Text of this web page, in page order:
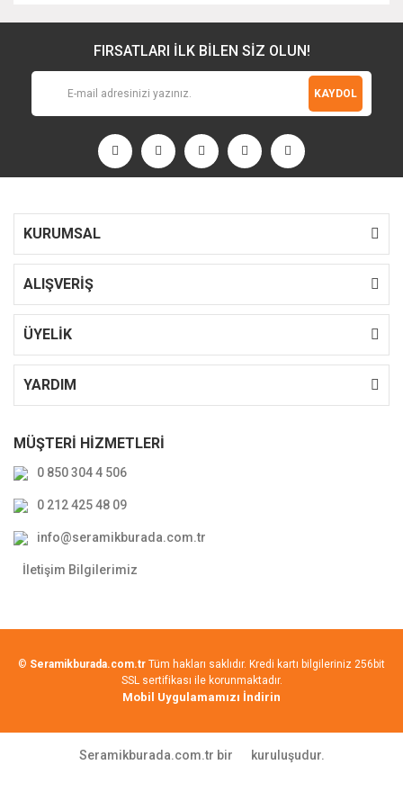
FIRSATLARI İLK BİLEN SİZ OLUN!
KAYDOL
KURUMSAL
ALIŞVERİŞ
ÜYELİK
YARDIM
MÜŞTERİ HİZMETLERİ
0 850 304 4 506
0 212 425 48 09
info@seramikburada.com.tr
İletişim Bilgilerimiz
© Seramikburada.com.tr Tüm hakları saklıdır. Kredi kartı bilgileriniz 256bit
SSL sertifikası ile korunmaktadır.
Mobil Uygulamamızı İndirin
Seramikburada.com.tr bir kuruluşudur.